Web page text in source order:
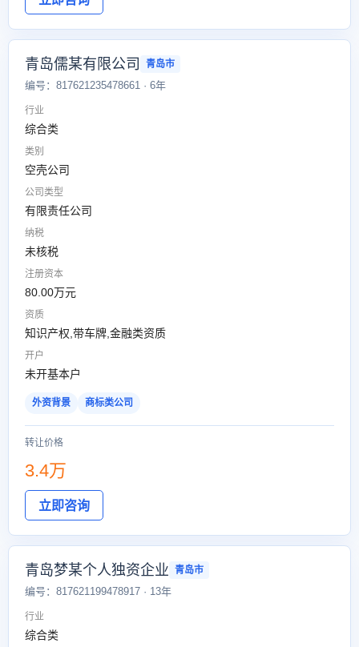
青岛儒某有限公司 青岛市
编号：817621235478661 · 6年
行业
综合类
类别
空壳公司
公司类型
有限责任公司
纳税
未核税
注册资本
80.00万元
资质
知识产权,带车牌,金融类资质
开户
未开基本户
外资背景 商标类公司
转让价格
3.4万
立即咨询
青岛梦某个人独资企业 青岛市
编号：817621199478917 · 13年
行业
综合类